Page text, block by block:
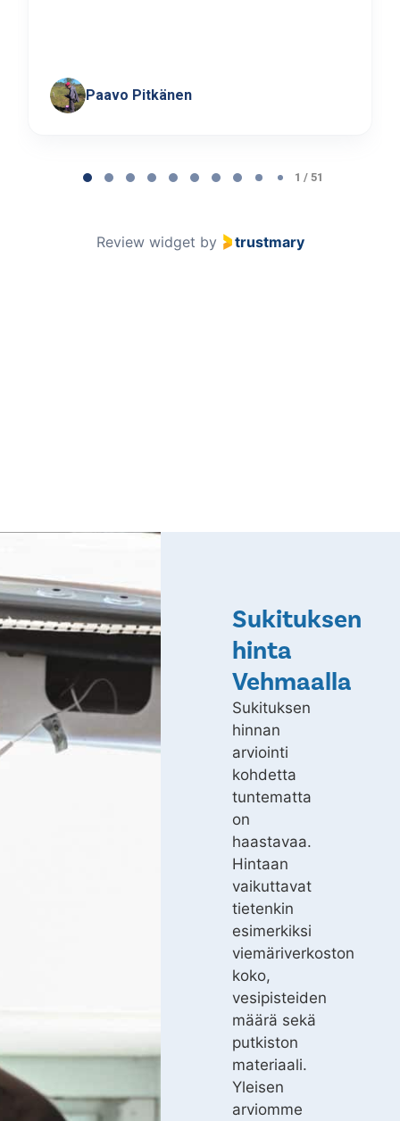
Paavo Pitkänen
1 / 51
Review widget by trustmary
Sukituksen
hinta
Vehmaalla
Sukituksen
hinnan
arviointi
kohdetta
tuntematta
on
haastavaa.
Hintaan
vaikuttavat
tietenkin
esimerkiksi
viemäriverkoston
koko,
vesipisteiden
määrä sekä
putkiston
materiaali.
Yleisen
arviomme